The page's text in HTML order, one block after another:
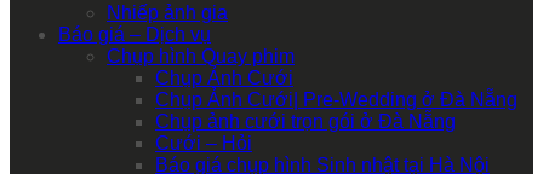
Nhiếp ảnh gia
Báo giá – Dịch vụ
Chụp hình Quay phim
Chụp Ảnh Cưới
Chụp Ảnh Cưới| Pre-Wedding ở Đà Nẵng
Chụp ảnh cưới trọn gói ở Đà Nẵng
Cưới – Hỏi
Báo giá chụp hình Sinh nhật tại Hà Nội